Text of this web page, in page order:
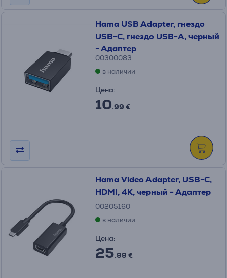
Hama USB Adapter, гнездо
USB-C, гнездо USB-A, черный
- Адаптер
00300083
в наличии
Цена:
10.99 €
Hama Video Adapter, USB-C,
HDMI, 4K, черный - Адаптер
00205160
в наличии
Цена:
25.99 €